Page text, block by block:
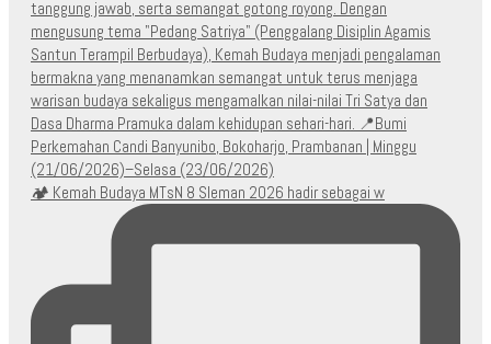
🏕️ Kemah Budaya MTsN 8 Sleman 2026 hadir sebagai w